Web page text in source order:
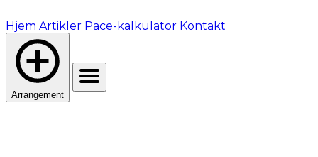
Hjem Artikler Pace-kalkulator Kontakt
Arrangement